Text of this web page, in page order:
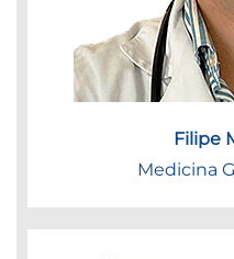
Filipe
Medicina